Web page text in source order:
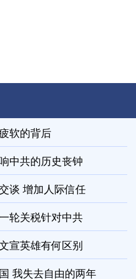
软的背后
中共的历史丧钟
谈 增加人际信任
轮关税针对中共
宣英雄有何区别
我失去自由的两年